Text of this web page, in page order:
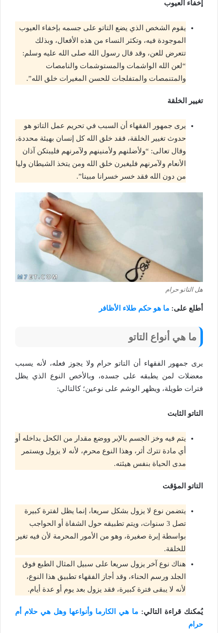
إخفاء العيوب
يقوم الشخص الذي يضع التاتو على جسمه بإخفاء العيوب
الموجودة فيه، وتكثر النساء من هذه الأفعال، وبذلك
تتعرض للعن، وقد قال رسول الله صلى الله عليه وسلم:
“لعن الله الواشمات والمستوشمات والنامصات
والمتنمصات والمتفلجات للحسن المغيرات خلق الله”.
تغيير الخلقة
يرى جمهور الفقهاء أن السبب في تحريم عمل التاتو هو
حدوث تغيير الخلقة، فقد خلق الله كل إنسان بهيئة محددة،
وقال تعالى: “ولأضلنهم ولأمنينهم ولآمرنهم فليبتكن آذان
الأنعام ولآمرنهم فليغيرن خلق الله ومن يتخذ الشيطان وليا
من دون الله فقد خسر خسرانا مبينا”.
هل التاتو حرام
أطلع على: ما هو حكم طلاء الأظافر
ما هي أنواع التاتو
يرى جمهور الفقهاء أن التاتو حرام ولا يجوز فعله، لأنه يسبب
معضلات لمن يطبقه على جسده، وبالأخص النوع الذي يظل
فترات طويلة، ويظهر الوشم على نوعين؛ كالتالي:
التاتو الثابت
يتم فيه وخز الجسم بالإبر ووضع مقدار من الكحل بداخله أو
أي مادة تترك أثر، وهذا النوع محرم، لأنه لا يزول ويستمر
مدى الحياة بنفس هيئته.
التاتو المؤقت
يتضمن نوع لا يزول بشكل سريعا، إنما يظل لفترة كبيرة
تصل 3 سنوات، ويتم تطبيقه حول الشفاة أو الحواجب
بواسطة إبرة صغيرة، وهو من الأمور المحرمة لأن فيه تغير
للخلقة.
هناك نوع آخر يزول سريعا على سبيل المثال الطبع فوق
الجلد ورسم الحناء، وقد أجاز الفقهاء تطبيق هذا النوع،
لأنه لا يبقى فترة كبيرة، فقد يزول بعد يوم أو عدة أيام.
يُمكنك قراءة التالي: ما هي الكارما وأنواعها وهل هي حلام أم
حرام